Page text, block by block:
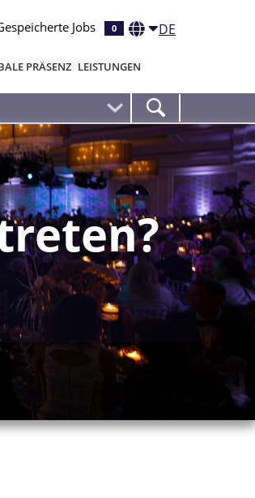
Jobs 0 DE
PRÄSENZ LEISTUNGEN